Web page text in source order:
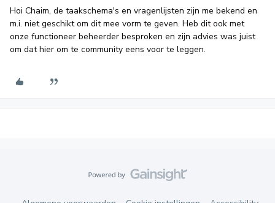
Hoi Chaim, de taakschema's en vragenlijsten zijn me bekend en
m.i. niet geschikt om dit mee vorm te geven. Heb dit ook met
onze functioneer beheerder besproken en zijn advies was juist
om dat hier om te community eens voor te leggen.